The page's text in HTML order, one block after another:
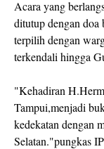
Acara yang
ditutup dengan doa
terpilih dengan
terkendali hingga
"Kehadiran
Tampui,menjadi
kedekatan dengan
Selatan."pungkas